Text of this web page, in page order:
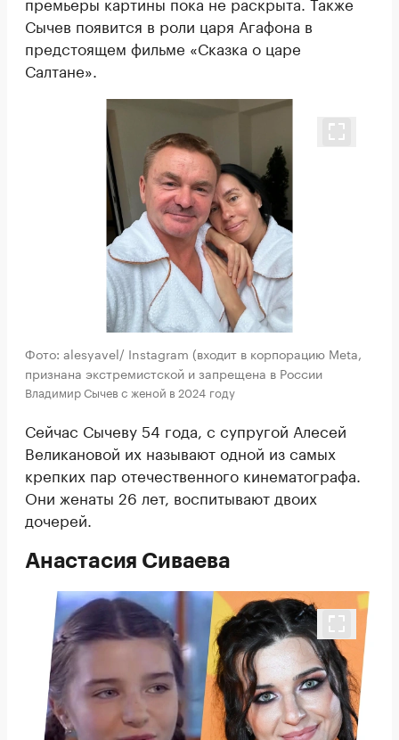
Сычев появится в роли царя Агафона в
предстоящем фильме «Сказка о царе
Салтане».
Фото: alesyavel/ Instagram (входит в корпорацию Meta,
признана экстремистской и запрещена в России
Владимир Сычев c женой в 2024 году
Сейчас Сычеву 54 года, с супругой Алесей
Великановой их называют одной из самых
крепких пар отечественного кинематографа.
Они женаты 26 лет, воспитывают двоих
дочерей.
Анастасия Сиваева